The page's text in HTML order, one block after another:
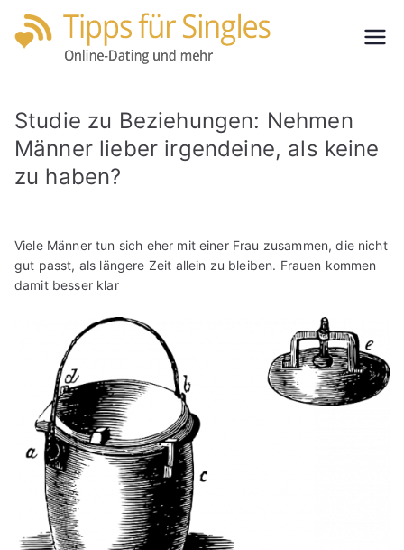
Zum
Inhalt
für
Single
Studie zu Beziehungen: Nehmen
Männer lieber irgendeine, als keine
zu haben?
Viele Männer tun sich eher mit einer Frau zusammen, die nicht
gut passt, als längere Zeit allein zu bleiben. Frauen kommen
damit besser klar